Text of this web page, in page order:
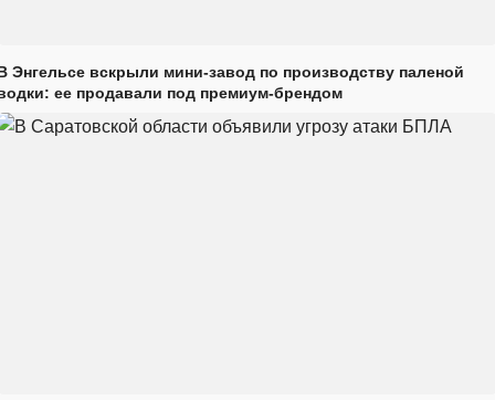
Энгельсе вскрыли мини-завод по производству паленой
ее продавали под премиум-брендом